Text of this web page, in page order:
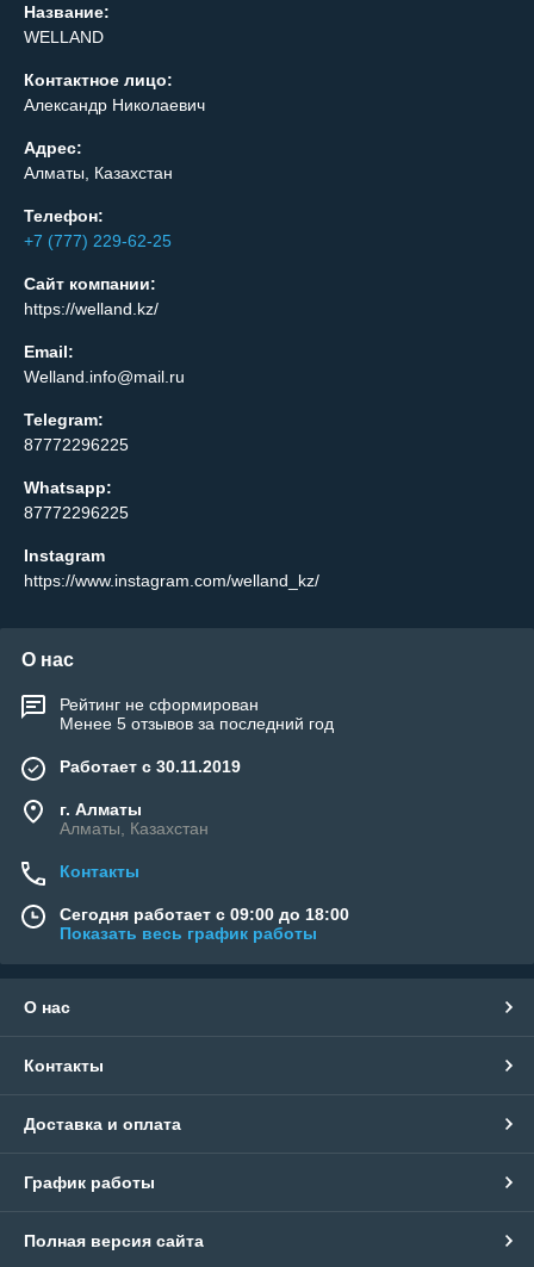
Название:
WELLAND
Контактное лицо:
Александр Николаевич
Адрес:
Алматы, Казахстан
Телефон:
+7 (777) 229-62-25
Сайт компании:
https://welland.kz/
Email:
Welland.info@mail.ru
Telegram:
87772296225
Whatsapp:
87772296225
Instagram
https://www.instagram.com/welland_kz/
О нас
Рейтинг не сформирован
Менее 5 отзывов за последний год
Работает с 30.11.2019
г. Алматы
Алматы, Казахстан
Контакты
Сегодня работает с 09:00 до 18:00
Показать весь график работы
О нас
Контакты
Доставка и оплата
График работы
Полная версия сайта